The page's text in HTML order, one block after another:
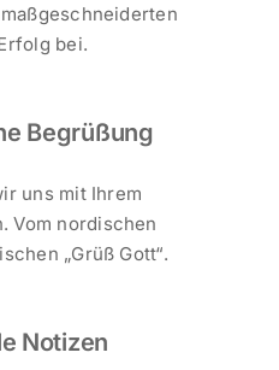
bei.
Begrüßung
uns mit Ihrem
Vom nordischen
„Grüß Gott“.
Notizen